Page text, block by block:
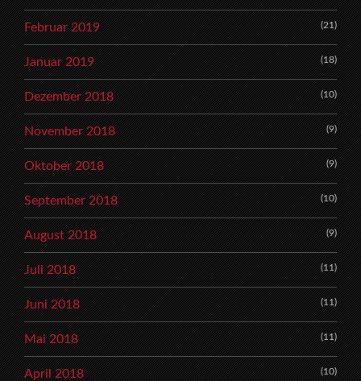
Februar 2019 (21)
Januar 2019 (18)
Dezember 2018 (10)
November 2018 (9)
Oktober 2018 (9)
September 2018 (10)
August 2018 (9)
Juli 2018 (11)
Juni 2018 (11)
Mai 2018 (11)
April 2018 (10)